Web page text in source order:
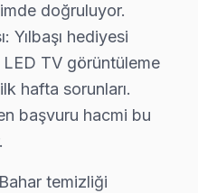
ön plana çıkan bir
atmosferi ile dikkat
doğruluyor.
Yılbaşı hediyesi
LED TV görüntüleme
hafta sorunları.
başvuru hacmi bu
temizliği